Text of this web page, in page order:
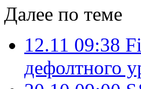
Далее по теме
12.11 09:38
дефолтного